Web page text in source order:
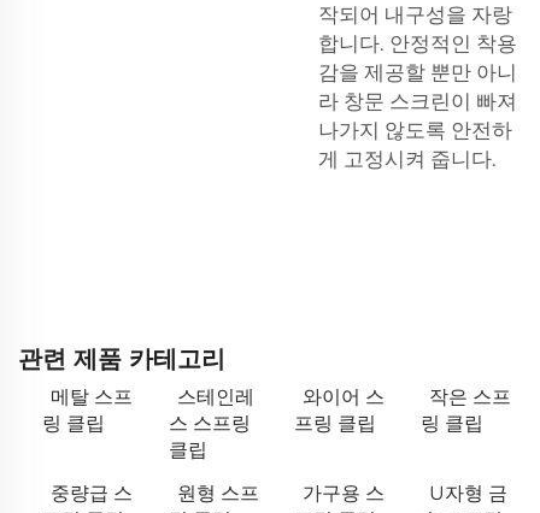
작되어 내구성을 자랑
합니다. 안정적인 착용
감을 제공할 뿐만 아니
라 창문 스크린이 빠져
나가지 않도록 안전하
게 고정시켜 줍니다.
관련 제품 카테고리
메탈 스프
링 클립
스테인레
스 스프링
클립
와이어 스
프링 클립
작은 스프
링 클립
중량급 스
원형 스프
가구용 스
U자형 금